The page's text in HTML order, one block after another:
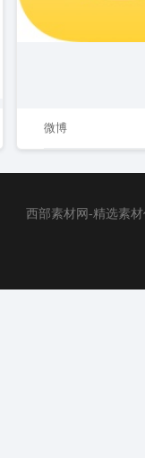
微博
西部素材网-精选素